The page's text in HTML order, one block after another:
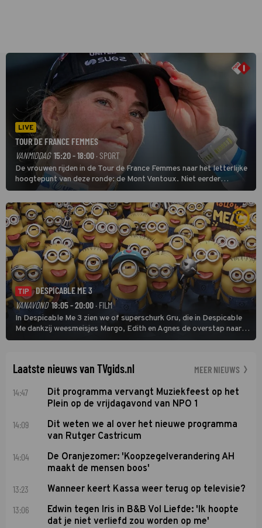
LIVE
TOUR DE FRANCE FEMMES
VANMIDDAG 15:20 - 18:00 · SPORT
De vrouwen rijden in de Tour de France Femmes naar het letterlijke
hoogtepunt van deze ronde: de Mont Ventoux. Niet eerder
finishten de vrouwen voor deze koers op deze kale col uit de
buitencategorie. De aanloop naar de slotklim is vlak.
TIP
DESPICABLE ME 3
VANAVOND 18:05 - 20:00· FILM
In Despicable Me 3 zien we of superschurk Gru, die in Despicable
Me dankzij weesmeisjes Margo, Edith en Agnes de overstap naar
het rechte pad maakte, ook op dat pad weet te blijven.
Laatste nieuws van TVgids.nl MEER NIEUWS
14:47
Dit programma vervangt Muziekfeest op het
Plein op de vrijdagavond van NPO 1
14:09
Dit weten we al over het nieuwe programma
van Rutger Castricum
14:04
De Oranjezomer: 'Koopzegelverandering AH
maakt de mensen boos'
13:23 Wanneer keert Kassa weer terug op televisie?
13:06
Edwin tegen Iris in B&B Vol Liefde: 'Ik hoopte
dat je niet verliefd zou worden op me'